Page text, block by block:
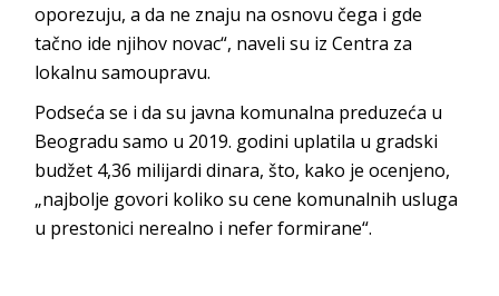
oporezuju, a da ne znaju na osnovu čega i gde
tačno ide njihov novac“, naveli su iz Centra za
lokalnu samoupravu.
Podseća se i da su javna komunalna preduzeća u
Beogradu samo u 2019. godini uplatila u gradski
budžet 4,36 milijardi dinara, što, kako je ocenjeno,
„najbolje govori koliko su cene komunalnih usluga
u prestonici nerealno i nefer formirane“.